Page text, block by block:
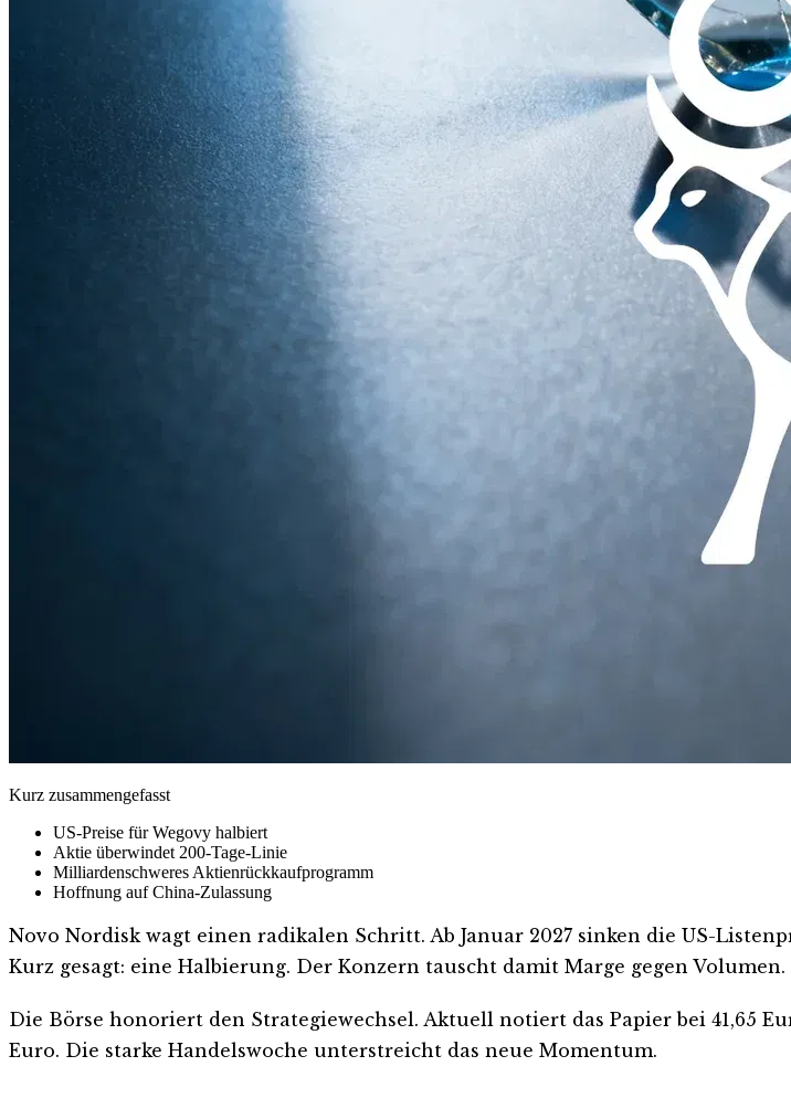
Kurz zusammengefasst
US-Preise für Wegovy halbiert
Aktie überwindet 200-Tage-Linie
Milliardenschweres Aktienrückkaufprogramm
Hoffnung auf China-Zulassung
Novo Nordisk wagt einen radikalen Schritt. Ab Januar 2027 sinken die US-
Kurz gesagt: eine Halbierung. Der Konzern tauscht damit Marge gegen
Die Börse honoriert den Strategiewechsel. Aktuell notiert das Papier bei 41,65
Euro. Die starke Handelswoche unterstreicht das neue Momentum.